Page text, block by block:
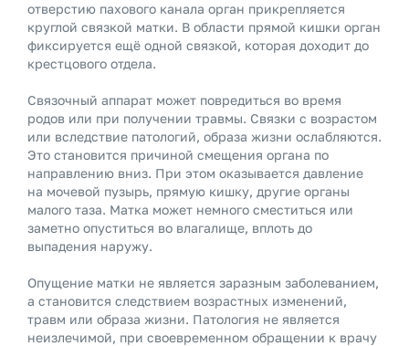
отверстию пахового канала орган прикрепляется
круглой связкой матки. В области прямой кишки орган
фиксируется ещё одной связкой, которая доходит до
крестцового отдела.
Связочный аппарат может повредиться во время
родов или при получении травмы. Связки с возрастом
или вследствие патологий, образа жизни ослабляются.
Это становится причиной смещения органа по
направлению вниз. При этом оказывается давление
на мочевой пузырь, прямую кишку, другие органы
малого таза. Матка может немного сместиться или
заметно опуститься во влагалище, вплоть до
выпадения наружу.
Опущение матки не является заразным заболеванием,
а становится следствием возрастных изменений,
травм или образа жизни. Патология не является
неизлечимой, при своевременном обращении к врачу